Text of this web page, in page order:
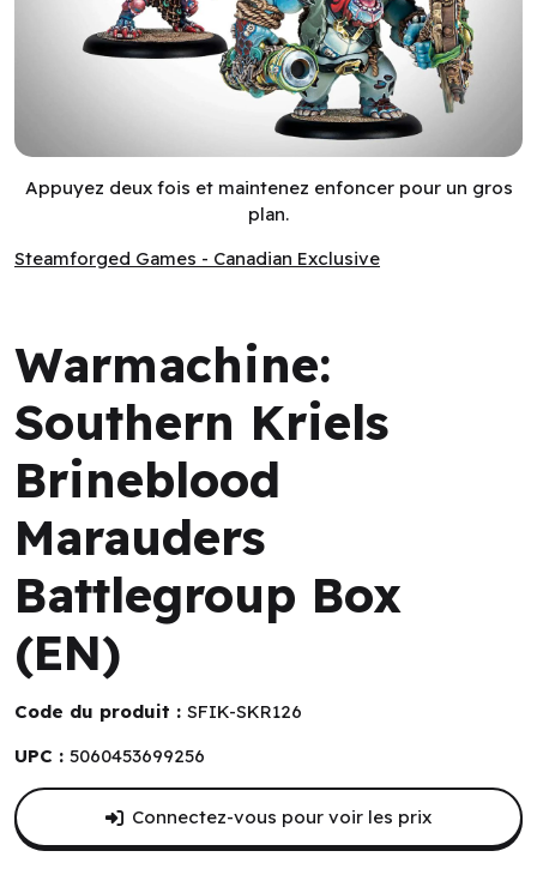
Appuyez deux fois et maintenez enfoncer pour un gros
plan.
Steamforged Games - Canadian Exclusive
Warmachine:
Southern Kriels
Brineblood
Marauders
Battlegroup Box
(EN)
Code du produit : SFIK-SKR126
UPC : 5060453699256
Connectez-vous pour voir les prix